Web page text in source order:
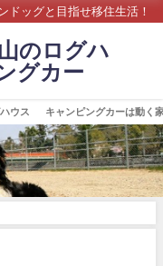
ドッグと目指せ移住生活！
のログハ
グカー
ウス キャンピングカーは動く